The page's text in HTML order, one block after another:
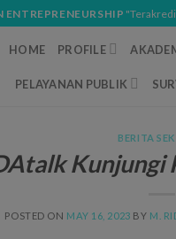
HOME PROFILE
PELAYANAN PUBLIK
BERITA
Kunjungi
POSTED ON MAY 16, 2023 BY M.